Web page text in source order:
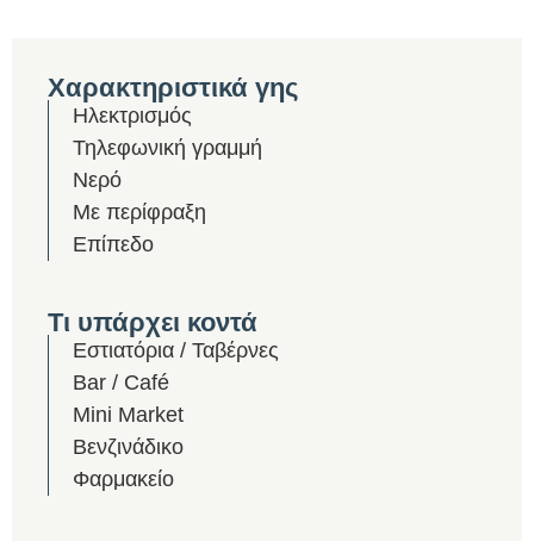
Χαρακτηριστικά γης
Ηλεκτρισμός
Τηλεφωνική γραμμή
Νερό
Με περίφραξη
Επίπεδο
Τι υπάρχει κοντά
Εστιατόρια / Ταβέρνες
Bar / Café
Mini Market
Βενζινάδικο
Φαρμακείο